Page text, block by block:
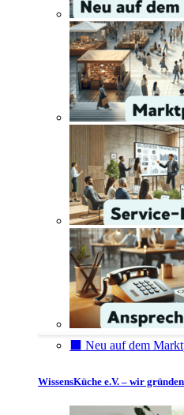
⬛️ Neu auf dem
WissensKüche e.V. – wir